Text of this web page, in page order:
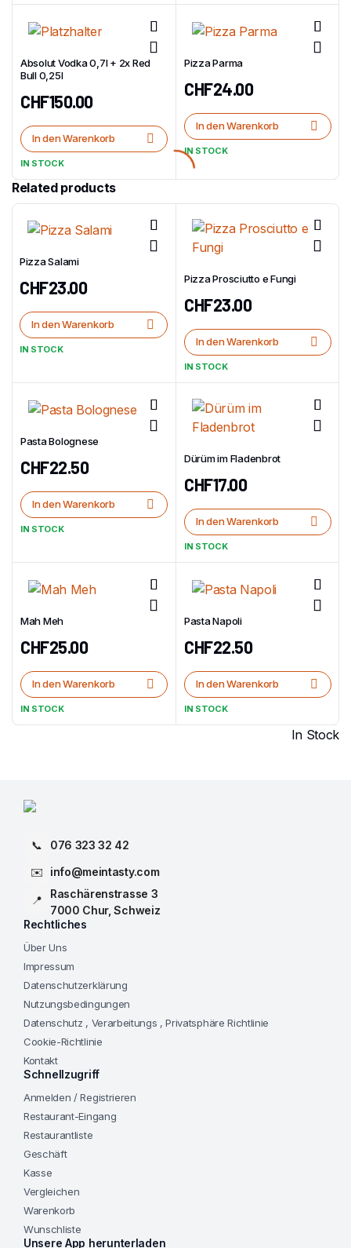
Absolut Vodka 0,7l + 2x Red
Bull 0,25l
CHF150.00
In den Warenkorb
IN STOCK
Pizza Parma
CHF24.00
In den Warenkorb
IN STOCK
Related products
Pizza Salami
CHF23.00
In den Warenkorb
IN STOCK
Pizza Prosciutto e Fungi
CHF23.00
In den Warenkorb
IN STOCK
Pasta Bolognese
CHF22.50
In den Warenkorb
IN STOCK
Dürüm im Fladenbrot
CHF17.00
In den Warenkorb
IN STOCK
Mah Meh
CHF25.00
In den Warenkorb
IN STOCK
Pasta Napoli
CHF22.50
In den Warenkorb
IN STOCK
In Stock
📞
076 323 32 42
✉️
info@meintasty.com
📍
Raschärenstrasse 3
7000 Chur, Schweiz
Rechtliches
Über Uns
Impressum
Datenschutzerklärung
Nutzungsbedingungen
Datenschutz , Verarbeitungs , Privatsphäre Richtlinie
Cookie-Richtlinie
Kontakt
Schnellzugriff
Anmelden / Registrieren
Restaurant-Eingang
Restaurantliste
Geschäft
Kasse
Vergleichen
Warenkorb
Wunschliste
Unsere App herunterladen